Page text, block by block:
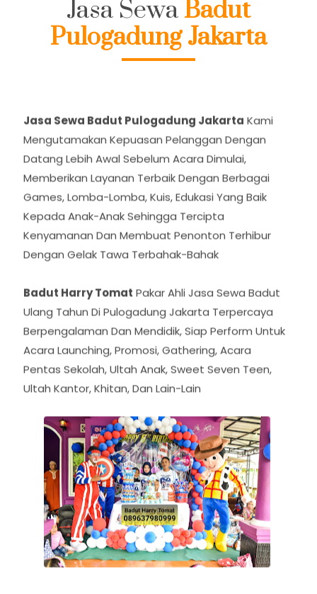
Jasa SewaBadut
Jasa Sewa Badut Pulogadung JakartaKami
Mengutamakan Kepuasan Pelanggan Dengan
Datang Lebih Awal Sebelum Acara Dimulai,
Memberikan Layanan Terbaik Dengan Berbagai
Games, Lomba-Lomba, Kuis, Edukasi Yang Baik
Kenyamanan Dan Membuat Penonton Terhibur
Dengan Gelak Tawa Terbahak-Bahak
Badut Harry TomatPakar Ahli Jasa Sewa Badut
Ulang Tahun Di Pulogadung Jakarta Terpercaya
Berpengalaman Dan Mendidik, Siap Perform Untuk
Pentas Sekolah, Ultah Anak, Sweet Seven Teen,
Ultah Kantor, Khitan, Dan Lain-Lain